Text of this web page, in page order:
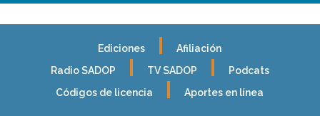
Ediciones
Afiliación
Radio SADOP
TV SADOP
Podcats
Códigos de licencia
Aportes en línea